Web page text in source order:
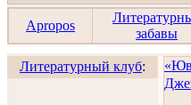
Apropos
забавы
Литературный клуб: